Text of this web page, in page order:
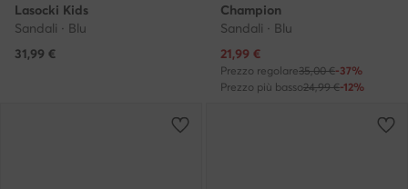
Lasocki Kids
Sandali · Blu
31,99 €
Champion
Sandali · Blu
Prezzo attuale
21,99 €
Prezzo regolare35,00 €-37%
Prezzo più basso24,99 €-12%